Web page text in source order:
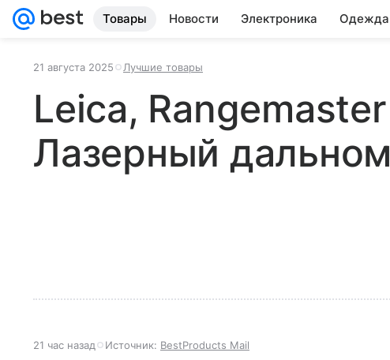
Товары Новости Электроника Одежда
21 августа 2025 Лучшие товары
Leica,
Лазерный
21 час назад Источник: BestProducts Mail